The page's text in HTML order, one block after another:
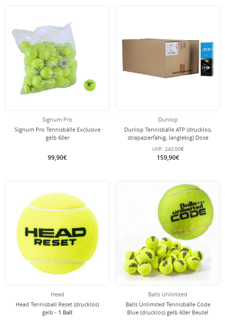
Signum Pro
Signum Pro Tennisbälle Exclusive
gelb 60er
99,90€
Dunlop
Dunlop Tennisbälle ATP (drucklos,
strapazierfähig, langlebig) Dose
24x3er im Karton
UVP: 240,00€
159,90€
Head
Head Tennisball Reset (drucklos)
gelb - 1 Ball
Balls Unlimited
Balls Unlimited Tennisbälle Code
Blue (drucklos) gelb 60er Beutel